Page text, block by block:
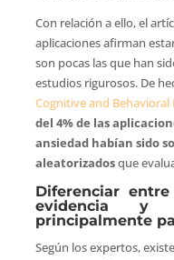
Con relación a ello, el
aplicaciones afirman
son pocas las que han
estudios rigurosos. De
Cognitive and Behavioral
del 4% de las
ansiedad habían sido
aleatorizadosque
Diferenciar
evidencia y
principalmente
Según los expertos,